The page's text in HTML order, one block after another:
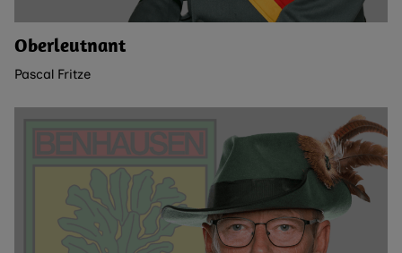
Oberleutnant
Pascal Fritze